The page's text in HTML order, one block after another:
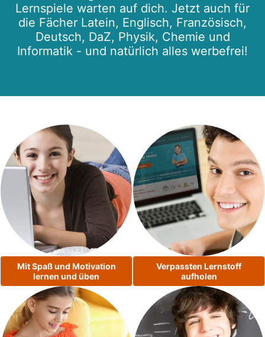
Lernspiele warten auf dich. Jetzt auch für
die Fächer Latein, Englisch, Französisch,
Deutsch, DaZ, Physik, Chemie und
Informatik - und natürlich alles werbefrei!
Mit Spaß und Motivation
lernen und üben
Verpassten Lernstoff
aufholen